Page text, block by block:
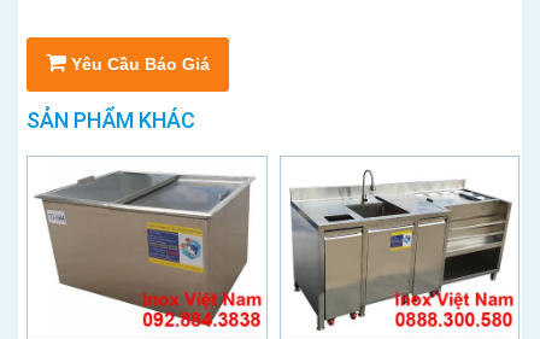
Yêu Cầu Báo Giá
SẢN PHẨM KHÁC